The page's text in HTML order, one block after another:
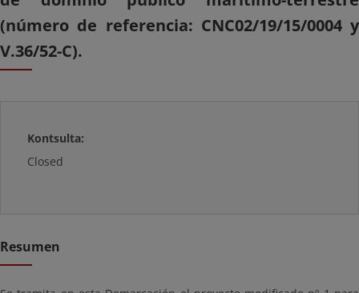
(número de referencia: CNC02/19/15/0004 y
V.36/52-C).
Kontsulta:
Closed
Resumen